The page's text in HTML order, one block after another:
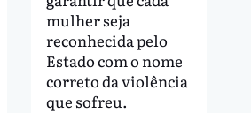
mulher seja
reconhecida pelo
Estado com o nome
correto da violência
que sofreu.